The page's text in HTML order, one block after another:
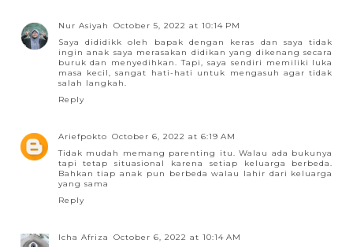
Nur Asiyah
October 5, 2022 at 10:14 PM
Saya dididikk oleh bapak dengan keras dan saya tidak
ingin anak saya merasakan didikan yang dikenang secara
buruk dan menyedihkan. Tapi, saya sendiri memiliki luka
masa kecil, sangat hati-hati untuk mengasuh agar tidak
salah langkah.
Reply
Ariefpokto October 6, 2022 at 6:19 AM
Tidak mudah memang parenting itu. Walau ada bukunya
tapi tetap situasional karena setiap keluarga berbeda.
Bahkan tiap anak pun berbeda walau lahir dari keluarga
yang sama
Reply
Icha Afriza
October 6, 2022 at 10:14 AM